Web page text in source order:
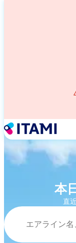
本
直